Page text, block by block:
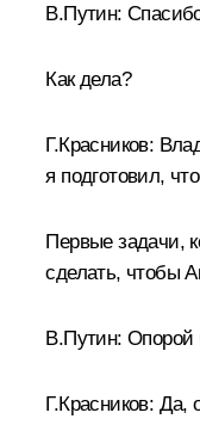
В.Путин:
Как дела?
Г.Красников:
я подготовил,
Первые задачи,
сделать, чтобы
В.Путин: Опорой
Г.Красников: Да,